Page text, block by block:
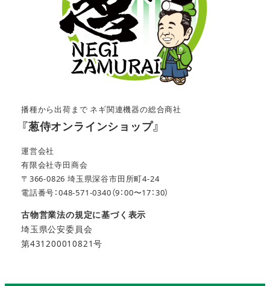
播種から出荷まで ネギ関連機器の総合商社
『葱侍オンラインショップ』
運営会社
有限会社寺田商会
〒366-0826 埼玉県深谷市田所町4-24
電話番号：048-571-0340（9：00〜17：30）
古物営業法の規定に基づく表示
埼玉県公安委員会
第431200010821号